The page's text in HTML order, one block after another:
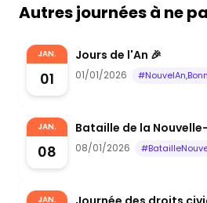
Autres journées à ne
JAN.
01
Jours de l'An 🎉
01/01/2026
JAN.
08
Bataille de la
08/01/2026
JAN.